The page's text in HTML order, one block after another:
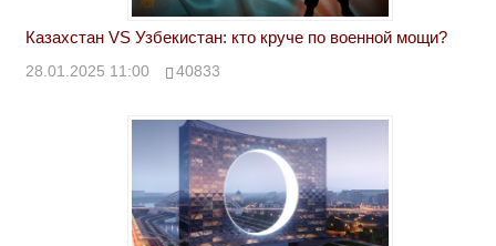
Казахстан VS Узбекистан: кто круче по военной мощи?
28.01.2025 11:00 40833